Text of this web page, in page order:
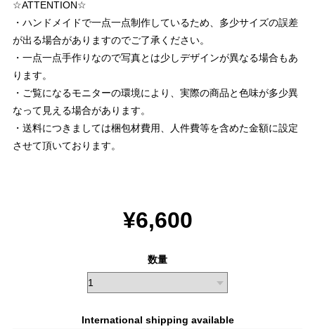
☆ATTENTION☆
・ハンドメイドで一点一点制作しているため、多少サイズの誤差
が出る場合がありますのでご了承ください。
・一点一点手作りなので写真とは少しデザインが異なる場合もあ
ります。
・ご覧になるモニターの環境により、実際の商品と色味が多少異
なって見える場合があります。
・送料につきましては梱包材費用、人件費等を含めた金額に設定
させて頂いております。
¥6,600
数量
International shipping available